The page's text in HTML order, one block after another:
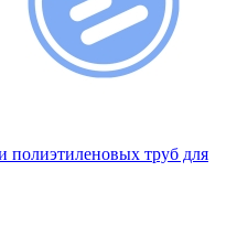
полиэтиленовых труб для